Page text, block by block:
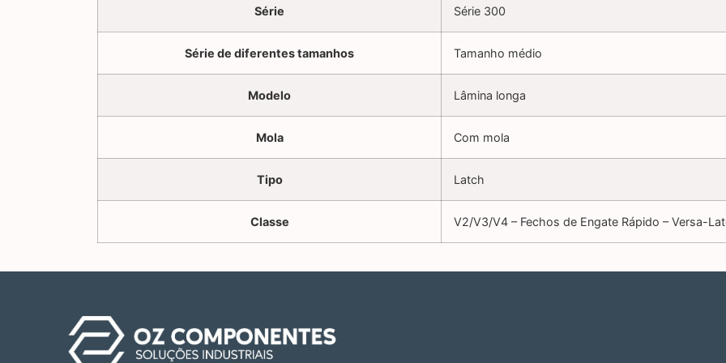
Série Série 300
Série de diferentes tamanhos Tamanho médio
Modelo Lâmina longa
Mola Com mola
Tipo Latch
Classe V2/V3/V4 – Fechos de Engate Rápido – Versa-